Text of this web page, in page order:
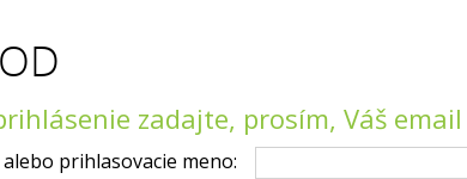
zadajte, prosím, Váš
prihlasovacie meno: